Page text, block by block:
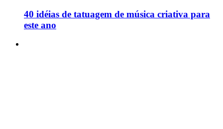
40 idéias de tatuagem de música criativa para
este ano